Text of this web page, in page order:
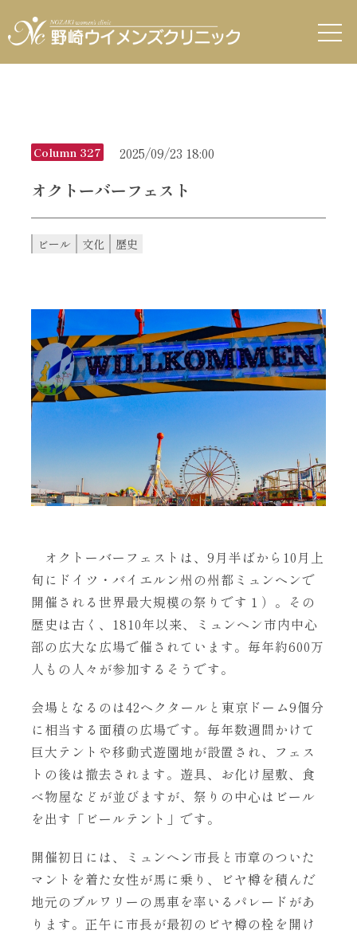
Column 327 2025/09/23 18:00
オクトーバーフェスト
ビール 文化 歴史
オクトーバーフェストは、9月半ばから10月上
旬にドイツ・バイエルン州の州都ミュンヘンで
開催される世界最大規模の祭りです１）。その
歴史は古く、1810年以来、ミュンヘン市内中心
部の広大な広場で催されています。毎年約600万
人もの人々が参加するそうです。
会場となるのは42ヘクタールと東京ドーム9個分
に相当する面積の広場です。毎年数週間かけて
巨大テントや移動式遊園地が設置され、フェス
トの後は撤去されます。遊具、お化け屋敷、食
べ物屋などが並びますが、祭りの中心はビール
を出す「ビールテント」です。
開催初日には、ミュンヘン市長と市章のついた
マントを着た女性が馬に乗り、ビヤ樽を積んだ
地元のブルワリーの馬車を率いるパレードがあ
ります。正午に市長が最初のビヤ樽の栓を開け